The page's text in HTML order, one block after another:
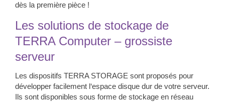
dès la première pièce !
Les solutions de stockage de
TERRA Computer – grossiste
serveur
Les dispositifs TERRA STORAGE sont proposés pour
développer facilement l‘espace disque dur de votre serveur.
Ils sont disponibles sous forme de stockage en réseau